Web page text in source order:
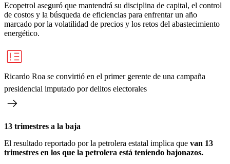
Ecopetrol aseguró que mantendrá su disciplina de capital, el control
de costos y la búsqueda de eficiencias para enfrentar un año
marcado por la volatilidad de precios y los retos del abastecimiento
energético.
Ricardo Roa se convirtió en el primer gerente de una campaña
presidencial imputado por delitos electorales
13 trimestres a la baja
El resultado reportado por la petrolera estatal implica que van 13
trimestres en los que la petrolera está teniendo bajonazos.